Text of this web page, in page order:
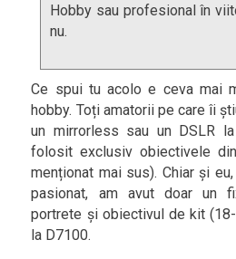
Hobby sau profesional în
nu.
Ce spui tu acolo e ceva mai
hobby. Toți amatorii pe care îi
un mirrorless sau un DSLR
folosit exclusiv obiectivele
menționat mai sus). Chiar și
pasionat, am avut doar un
portrete și obiectivul de kit
la D7100.